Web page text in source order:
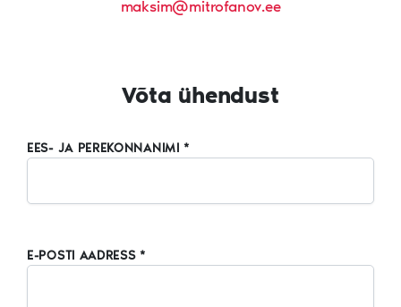
maksim@mitrofanov.ee
Võta ühendust
EES- JA PEREKONNANIMI *
E-POSTI AADRESS *